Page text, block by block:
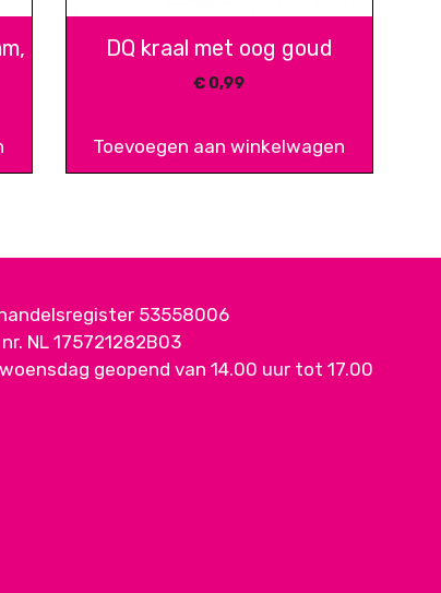
DQ kraal met oog goud
€ 0,99
Toevoegen aan winkelwagen
53558006
nr. NL 175721282B03
geopend van 14.00 uur tot 17.00